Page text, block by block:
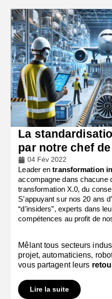
La
par notre chef
04 Fév 2022
Leader entransformation
accompagne dans chacune
transformation X.0, du
S’appuyant sur nos 20 ans
“d’insiders”, experts dans
compétences au profit de
Mêlant tous secteurs
projet, automaticiens,
vous partagent leurs
Lire la suite